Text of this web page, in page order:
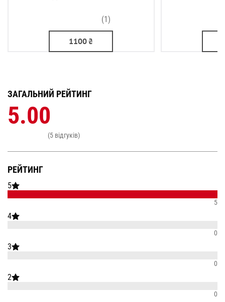
(1)
1100₴
РЕЙТИНГ
5
5
4
0
3
0
2
0
ЗАГАЛЬНИЙ РЕЙТИНГ
5.00
(5 відгуків)